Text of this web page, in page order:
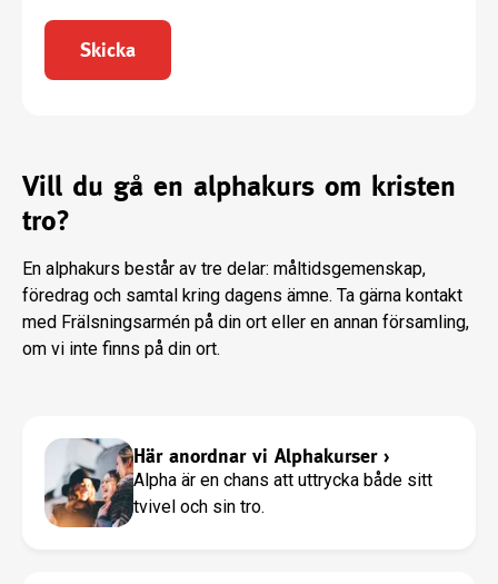
Skicka
Vill du gå en alphakurs om kristen
tro?
En alphakurs består av tre delar: måltidsgemenskap,
föredrag och samtal kring dagens ämne. Ta gärna kontakt
med Frälsningsarmén på din ort eller en annan församling,
om vi inte finns på din ort.
Här anordnar vi Alphakurser›
Alpha är en chans att uttrycka både sitt
tvivel och sin tro.